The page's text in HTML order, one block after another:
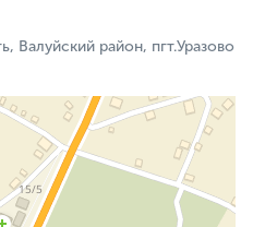
Валуйский район, пгт.Уразово